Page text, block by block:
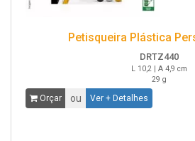
Petisqueira Plástica
DRTZ440
L 10,2 | A 4,9 cm
29 g
Orçar ou Ver + Detalhes